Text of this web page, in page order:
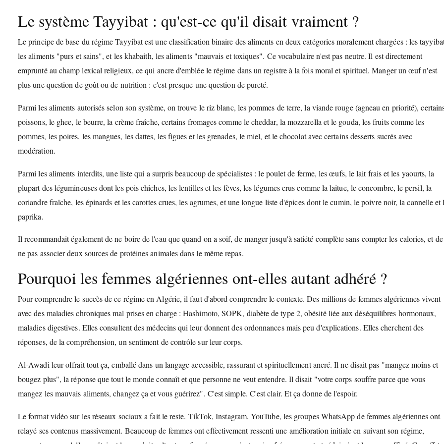
Le système Tayyibat : qu'est-ce qu'il disait vraiment ?
Le principe de base du régime Tayyibat est une classification binaire des aliments en deux catégories moralement chargées : les
les aliments "purs et sains", et les khabaith, les aliments "mauvais et toxiques". Ce vocabulaire n'est pas neutre. Il est directement
emprunté au champ lexical religieux, ce qui ancre d'emblée le régime dans un registre à la fois moral et spirituel. Manger un œuf n'est
plus une question de goût ou de nutrition : c'est presque une question de pureté.
Parmi les aliments autorisés selon son système, on trouve le riz blanc, les pommes de terre, la viande rouge (agneau en priorité),
poissons, le ghee, le beurre, la crème fraîche, certains fromages comme le cheddar, la mozzarella et le gouda, les fruits comme les
pommes, les poires, les mangues, les dattes, les figues et les grenades, le miel, et le chocolat avec certains desserts sucrés avec
modération.
Parmi les aliments interdits, une liste qui a surpris beaucoup de spécialistes : le poulet de ferme, les œufs, le lait frais et les yaourts, la
plupart des légumineuses dont les pois chiches, les lentilles et les fèves, les légumes crus comme la laitue, le concombre, le persil, la
coriandre fraîche, les épinards et les carottes crues, les agrumes, et une longue liste d'épices dont le cumin, le poivre noir, la cannelle et
paprika.
Il recommandait également de ne boire de l'eau que quand on a soif, de manger jusqu'à satiété complète sans compter les calories, et de
ne pas associer deux sources de protéines animales dans le même repas.
Pourquoi les femmes algériennes ont-elles autant adhéré ?
Pour comprendre le succès de ce régime en Algérie, il faut d'abord comprendre le contexte. Des millions de femmes algériennes vivent
avec des maladies chroniques mal prises en charge : Hashimoto, SOPK, diabète de type 2, obésité liée aux déséquilibres hormonaux,
maladies digestives. Elles consultent des médecins qui leur donnent des ordonnances mais peu d'explications. Elles cherchent des
réponses, de la compréhension, un sentiment de contrôle sur leur corps.
Al-Awadi leur offrait tout ça, emballé dans un langage accessible, rassurant et spirituellement ancré. Il ne disait pas "mangez moins et
bougez plus", la réponse que tout le monde connaît et que personne ne veut entendre. Il disait "votre corps souffre parce que vous
mangez les mauvais aliments, changez ça et vous guérirez". C'est simple. C'est clair. Et ça donne de l'espoir.
Le format vidéo sur les réseaux sociaux a fait le reste. TikTok, Instagram, YouTube, les groupes WhatsApp de femmes algériennes ont
relayé ses contenus massivement. Beaucoup de femmes ont effectivement ressenti une amélioration initiale en suivant son régime,